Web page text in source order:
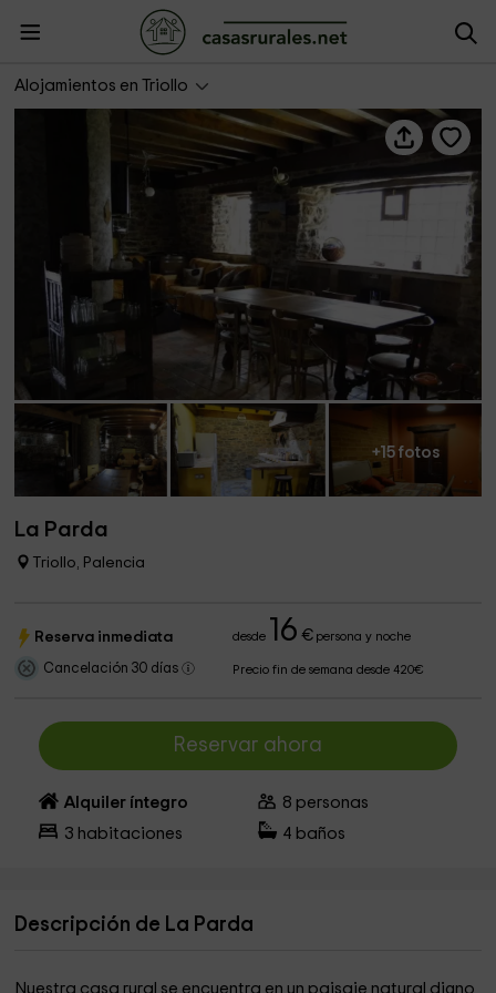
Alojamientos en Triollo
+15 fotos
La Parda
Triollo, Palencia
Reserva inmediata desde 16 €persona y noche
Cancelación 30 días Precio fin de semana desde 420€
Reservar ahora
Alquiler íntegro 8 personas
3 habitaciones 4 baños
Descripción de La Parda
Nuestra casa rural se encuentra en un paisaje natural digno